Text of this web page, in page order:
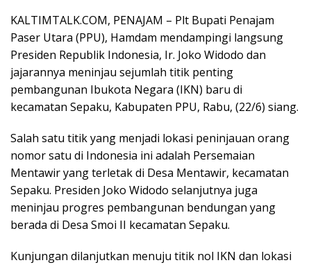
KALTIMTALK.COM, PENAJAM – Plt Bupati Penajam
Paser Utara (PPU), Hamdam mendampingi langsung
Presiden Republik Indonesia, Ir. Joko Widodo dan
jajarannya meninjau sejumlah titik penting
pembangunan Ibukota Negara (IKN) baru di
kecamatan Sepaku, Kabupaten PPU, Rabu, (22/6) siang.
Salah satu titik yang menjadi lokasi peninjauan orang
nomor satu di Indonesia ini adalah Persemaian
Mentawir yang terletak di Desa Mentawir, kecamatan
Sepaku. Presiden Joko Widodo selanjutnya juga
meninjau progres pembangunan bendungan yang
berada di Desa Smoi II kecamatan Sepaku.
Kunjungan dilanjutkan menuju titik nol IKN dan lokasi